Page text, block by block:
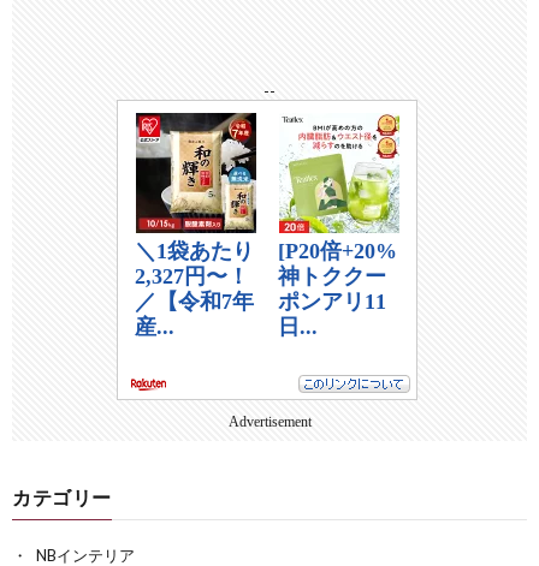
--
Advertisement
カテゴリー
NBインテリア